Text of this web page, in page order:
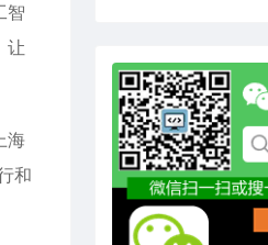
智
让
海
和